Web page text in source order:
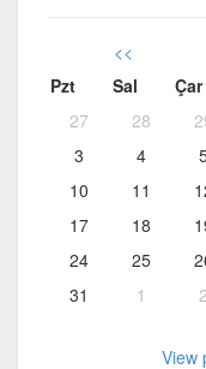
<<
Pzt
Sal Çar
27
28
3
4
10
11
17
18
24
25
31
1 2
View